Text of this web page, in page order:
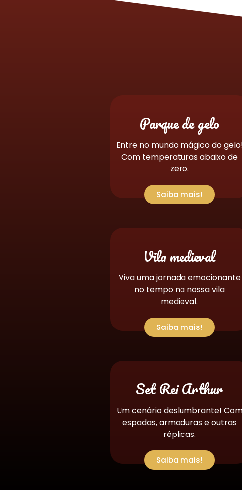
Parque de gelo
Entre no mundo mágico do gelo!
Com temperaturas abaixo de
zero.
Saiba mais!
Vila medieval
Viva uma jornada emocionante
no tempo na nossa vila
medieval.
Saiba mais!
Set Rei Arthur
Um cenário deslumbrante! Com
espadas, armaduras e outras
réplicas.
Saiba mais!